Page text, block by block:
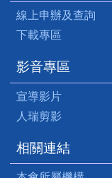
線上申辦及查詢
下載專區
影音專區
宣導影片
人瑞剪影
相關連結